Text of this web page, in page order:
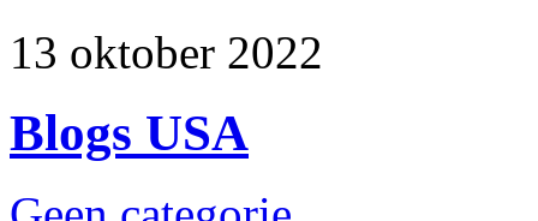
13 oktober 2022
Blogs USA